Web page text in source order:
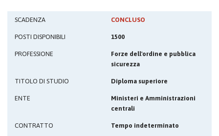
SCADENZA CONCLUSO
POSTI DISPONIBILI 1500
PROFESSIONE
Forze dell'ordine e pubblica
sicurezza
TITOLO DI STUDIO Diploma superiore
ENTE
Ministeri e Amministrazioni
centrali
CONTRATTO Tempo indeterminato